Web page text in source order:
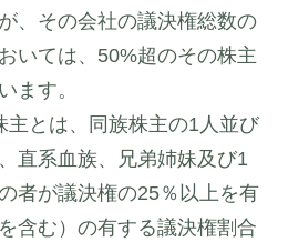
、その会社の議決権総数の
いては、50%超のその株主
ます。
主とは、同族株主の1人並び
直系血族、兄弟姉妹及び1
者が議決権の25％以上を有
含む）の有する議決権割合